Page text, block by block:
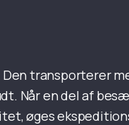
transporterer
Når en del af
øges